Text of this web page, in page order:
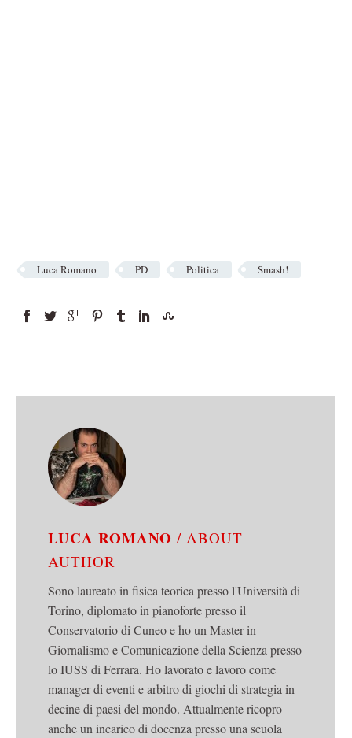
Luca Romano PD Politica Smash!
LUCA ROMANO/ ABOUT
AUTHOR
Sono laureato in fisica teorica presso l'Università di
Torino, diplomato in pianoforte presso il
Conservatorio di Cuneo e ho un Master in
Giornalismo e Comunicazione della Scienza presso
lo IUSS di Ferrara. Ho lavorato e lavoro come
manager di eventi e arbitro di giochi di strategia in
decine di paesi del mondo. Attualmente ricopro
anche un incarico di docenza presso una scuola